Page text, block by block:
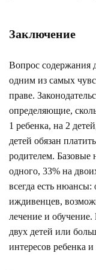
Заключение
Вопрос содержания
одним из самых
праве.
определяющие,
1 ребенка, на 2
детей обязан
родителем.
одного, 33% на
всегда есть нюансы:
иждивенцев,
лечение и
двух детей или
интересов ребенка